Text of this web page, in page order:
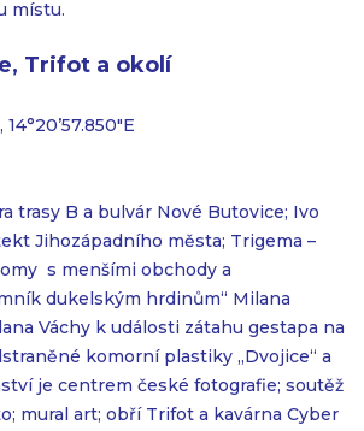
místu.
Trifot a okolí
14°20’57.850″E
trasy B a bulvár Nové Butovice; Ivo
Jihozápadního města; Trigema –
s menšími obchody a
dukelským hrdinům“ Milana
Váchy k události zátahu gestapa na
komorní plastiky „Dvojice“ a
je centrem české fotografie; soutěž
mural art; obří Trifot a kavárna Cyber